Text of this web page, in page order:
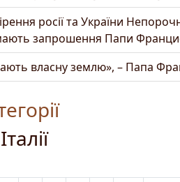
росії та України
запрошення Папи
власну землю», – Папа